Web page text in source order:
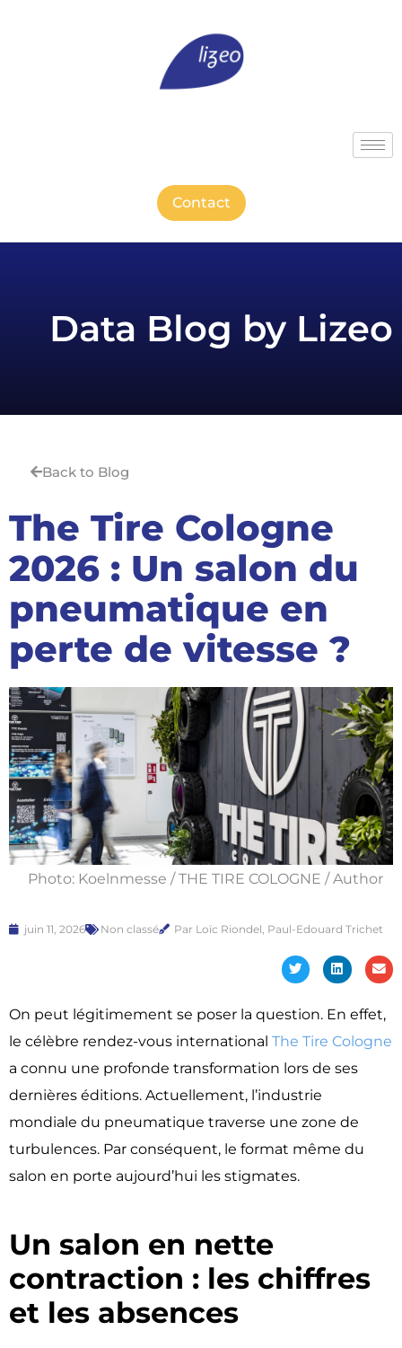
Contact
Data Blog by Lizeo
Back to Blog
The Tire Cologne
2026 : Un salon du
pneumatique en
perte de vitesse ?
Photo: Koelnmesse / THE TIRE COLOGNE / Author
juin 11, 2026 Non classé Par Loïc Riondel, Paul-Edouard Trichet
On peut légitimement se poser la question. En effet,
le célèbre rendez-vous international The Tire Cologne
a connu une profonde transformation lors de ses
dernières éditions. Actuellement, l’industrie
mondiale du pneumatique traverse une zone de
turbulences. Par conséquent, le format même du
salon en porte aujourd’hui les stigmates.
Un salon en nette
contraction : les chiffres
et les absences ​